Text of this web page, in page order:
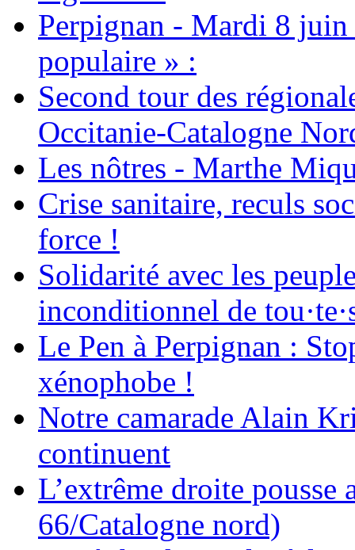
Perpignan - Mardi 8
populaire » :
Second tour des
Occitanie-Catalogne
Les nôtres - Marthe
Crise sanitaire, reculs
force !
Solidarité avec les
inconditionnel de
Le Pen à Perpignan :
xénophobe !
Notre camarade Alain
continuent
L’extrême droite
66/Catalogne nord)